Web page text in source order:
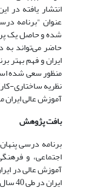
انتشار یافته در
عنوان "برنامه
شده و حاصل یک
حاضر می‌تواند به
ایران و فهم بهتر
منظور سعی شده
نظریه ساختاری-
آموزش عالی ایران
بافت پژوهش
برنامه درسی
اجتماعی، و
آموزش عالی در
ایران در طی 40 سال گذشته داشته باشیم: